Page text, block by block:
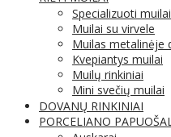
Specializuoti
Muilai su virvele
Muilas metalinėje
Kvepiantys muilai
Muilų rinkiniai
Mini svečių muilai
DOVANŲ RINKINIAI
PORCELIANO